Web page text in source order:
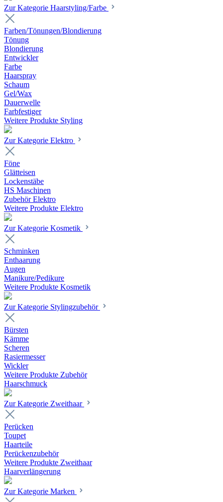
Zur Kategorie Haarstyling/Farbe
Farben/Tönungen/Blondierung
Tönung
Blondierung
Entwickler
Farbe
Haarspray
Schaum
Gel/Wax
Dauerwelle
Farbfestiger
Weitere Produkte Styling
Zur Kategorie Elektro
Föne
Glätteisen
Lockenstäbe
HS Maschinen
Zubehör Elektro
Weitere Produkte Elektro
Zur Kategorie Kosmetik
Schminken
Enthaarung
Augen
Manikure/Pedikure
Weitere Produkte Kosmetik
Zur Kategorie Stylingzubehör
Bürsten
Kämme
Scheren
Rasiermesser
Wickler
Weitere Produkte Zubehör
Haarschmuck
Zur Kategorie Zweithaar
Perücken
Toupet
Haarteile
Perückenzubehör
Weitere Produkte Zweithaar
Haarverlängerung
Zur Kategorie Marken